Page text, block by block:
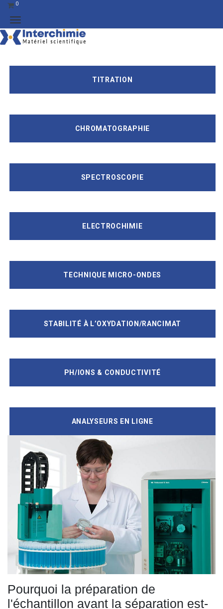
0
TITRATION
CHROMATOGRAPHIE
SPECTROSCOPIE
ELECTROCHIMIE
TECHNIQUE MICRO-ONDES
STABILITÉ À L’OXYDATION/RANCIMAT
PH/IONS & CONDUCTIVITÉ
ANALYSEURS EN LIGNE
Pourquoi la préparation de
l'échantillon avant la séparation est-